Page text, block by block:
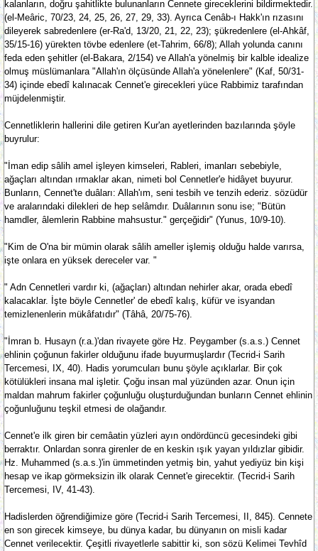
kalanların, doğru şahitlikte bulunanların Cennete gireceklerini bildirmektedir.
(el-Meâric, 70/23, 24, 25, 26, 27, 29, 33). Ayrıca Cenâb-ı Hakk'ın rızasını
dileyerek sabredenlere (er-Ra'd, 13/20, 21, 22, 23); şükredenlere (el-Ahkâf,
35/15-16) yürekten tövbe edenlere (et-Tahrim, 66/8); Allah yolunda canını
feda eden şehitler (el-Bakara, 2/154) ve Allah'a yönelmiş bir kalble idealize
olmuş müslümanlara "Allah'ın ölçüsünde Allah'a yönelenlere" (Kaf, 50/31-
34) içinde ebedî kalınacak Cennet'e girecekleri yüce Rabbimiz tarafından
müjdelenmiştir.
Cennetliklerin hallerini dile getiren Kur'an ayetlerinden bazılarında şöyle
buyrulur:
"İman edip sâlih amel işleyen kimseleri, Rableri, imanları sebebiyle,
ağaçları altından ırmaklar akan, nimeti bol Cennetler'e hidâyet buyurur.
Bunların, Cennet'te duâları: Allah'ım, seni tesbih ve tenzih ederiz. sözüdür
ve aralarındaki dilekleri de hep selâmdır. Duâlarının sonu ise; "Bütün
hamdler, âlemlerin Rabbine mahsustur." gerçeğidir" (Yunus, 10/9-10).
"Kim de O'na bir mümin olarak sâlih ameller işlemiş olduğu halde varırsa,
işte onlara en yüksek dereceler var. "
" Adn Cennetleri vardır ki, (ağaçları) altından nehirler akar, orada ebedî
kalacaklar. İşte böyle Cennetler' de ebedî kalış, küfür ve isyandan
temizlenenlerin mükâfatıdır" (Tâhâ, 20/75-76).
"İmran b. Husayn (r.a.)'dan rivayete göre Hz. Peygamber (s.a.s.) Cennet
ehlinin çoğunun fakirler olduğunu ifade buyurmuşlardır (Tecrid-i Sarih
Tercemesi, IX, 40). Hadis yorumcuları bunu şöyle açıklarlar. Bir çok
kötülükleri insana mal işletir. Çoğu insan mal yüzünden azar. Onun için
maldan mahrum fakirler çoğunluğu oluşturduğundan bunların Cennet ehlinin
çoğunluğunu teşkil etmesi de olağandır.
Cennet'e ilk giren bir cemâatin yüzleri ayın ondördüncü gecesindeki gibi
berraktır. Onlardan sonra girenler de en keskin ışık yayan yıldızlar gibidir.
Hz. Muhammed (s.a.s.)'in ümmetinden yetmiş bin, yahut yediyüz bin kişi
hesap ve ikap görmeksizin ilk olarak Cennet'e girecektir. (Tecrid-i Sarih
Tercemesi, IV, 41-43).
Hadislerden öğrendiğimize göre (Tecrid-i Sarih Tercemesi, II, 845). Cennete
en son girecek kimseye, bu dünya kadar, bu dünyanın on misli kadar
Cennet verilecektir. Çeşitli rivayetlerle sabittir ki, son sözü Kelimei Tevhîd